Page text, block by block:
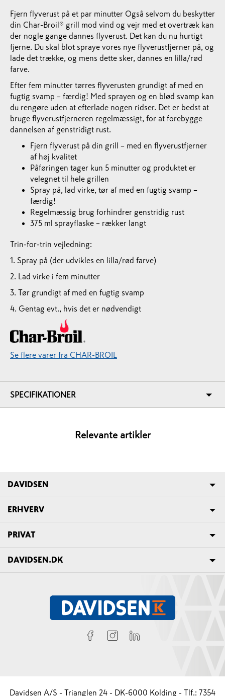
Fjern flyverust på et par minutter Også selvom du beskytter
din Char-Broil® grill mod vind og vejr med et overtræk kan
der nogle gange dannes flyverust. Det kan du nu hurtigt
fjerne. Du skal blot spraye vores nye flyverustfjerner på, og
lade det trække, og mens dette sker, dannes en lilla/rød
farve.
Efter fem minutter tørres flyverusten grundigt af med en
fugtig svamp – færdig! Med sprayen og en blød svamp kan
du rengøre uden at efterlade nogen ridser. Det er bedst at
bruge flyverustfjerneren regelmæssigt, for at forebygge
dannelsen af genstridigt rust.
Fjern flyverust på din grill – med en flyverustfjerner
af høj kvalitet
Påføringen tager kun 5 minutter og produktet er
velegnet til hele grillen
Spray på, lad virke, tør af med en fugtig svamp –
færdig!
Regelmæssig brug forhindrer genstridig rust
375 ml sprayflaske – rækker langt
Trin-for-trin vejledning:
1. Spray på (der udvikles en lilla/rød farve)
2. Lad virke i fem minutter
3. Tør grundigt af med en fugtig svamp
4. Gentag evt., hvis det er nødvendigt
Se flere varer fra CHAR-BROIL
SPECIFIKATIONER
Relevante artikler
DAVIDSEN
ERHVERV
PRIVAT
DAVIDSEN.DK
Davidsen A/S - Trianglen 24 - DK-6000 Kolding - Tlf.: 7354